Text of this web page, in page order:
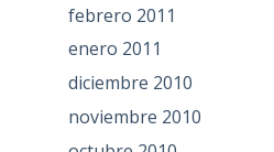
febrero 2011
enero 2011
diciembre 2010
noviembre 2010